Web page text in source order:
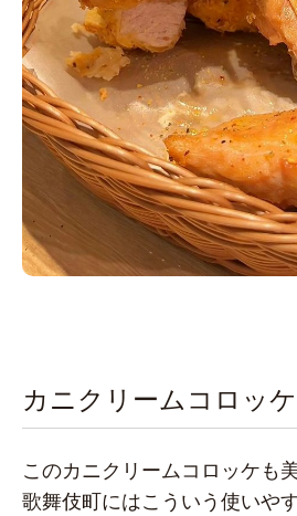
カニクリームコロッ
このカニクリームコロッケも
歌舞伎町にはこういう使いや